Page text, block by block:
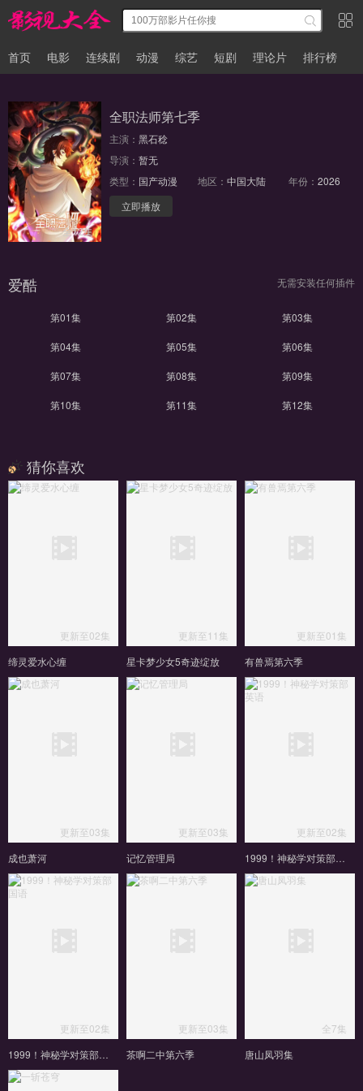
首页 电影 连续剧 动漫 综艺 短剧 理论片 排行榜
全12集
全职法师第七季
主演： 黑石稔
导演： 暂无
类型： 国产动漫 地区： 中国大陆 年份： 2026
立即播放
无需安装任何插件
爱酷
第01集 第02集 第03集
第04集 第05集 第06集
第07集 第08集 第09集
第10集 第11集 第12集
猜你喜欢
更新至02集
缔灵爱水心缠
更新至11集
星卡梦少女5奇迹绽放
更新至01集
有兽焉第六季
更新至03集
成也萧河
更新至03集
记忆管理局
更新至02集
1999！神秘学对策部英语
更新至02集
1999！神秘学对策部国语
更新至03集
茶啊二中第六季
全7集
唐山凤羽集